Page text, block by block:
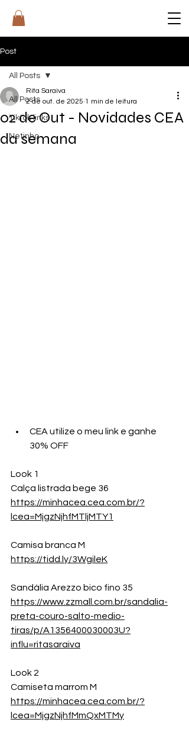
RIT
Post
All Posts
Tiktok links
Netinho
All Posts
02 de Out - Novidades CEA
da semana
Rita Saraiva
2 de out. de 2025 1 min de leitura
CEA utilize o meu link e ganhe
30% OFF
Look 1
Calça listrada bege 36
https://minhacea.cea.com.br/?
lcea=MjgzNjhfMTljMTY1
Camisa branca M
https://tidd.ly/3WgileK
Sandália Arezzo bico fino 35
https://www.zzmall.com.br/sandalia-
preta-couro-salto-medio-
tiras/p/A1356400030003U?
influ=ritasaraiva
Look 2
Camiseta marrom M
https://minhacea.cea.com.br/?
lcea=MjgzNjhfMmQxMTMy